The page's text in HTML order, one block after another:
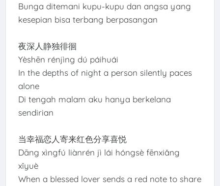
Bunga ditemani kupu-kupu dan angsa yang
kesepian bisa terbang berpasangan
夜深人静独徘徊
Yèshēn rénjìng dú páihuái
In the depths of night a person silently paces
alone
Di tengah malam aku hanya berkelana
sendirian
当幸福恋人寄来红色分享喜悦
Dāng xìngfú liànrén jì lái hóngsè fēnxiǎng
xǐyuè
When a blessed lover sends a red note to share